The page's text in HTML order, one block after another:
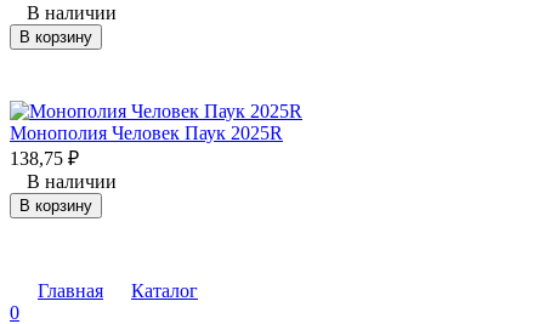
В наличии
В корзину
Монополия Человек Паук 2025R
138,75 ₽
В наличии
В корзину
Главная
Каталог
0